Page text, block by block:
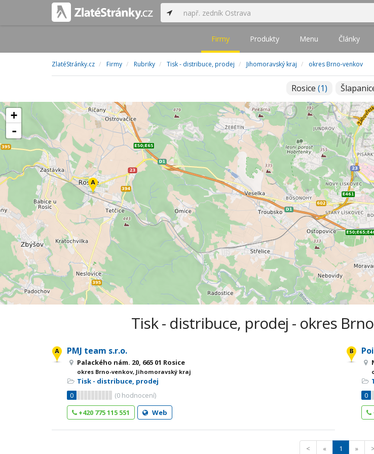
Firmy Produkty Menu Články
ZlatéStránky.cz Firmy Rubriky Tisk - distribuce, prodej Jihomoravský kraj okres Brno-venkov
Rosice (1)
+
-
Tisk - distribuce, prodej - okres
PMJ team s.r.o.
Palackého nám. 20, 665 01 Rosice
okres Brno-venkov, Jihomoravský kraj
Tisk - distribuce, prodej
0
(0 hodnocení)
+420 775 115 551
Web
0
< « 1 » >